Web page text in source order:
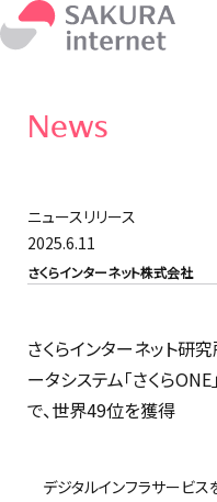
News
ニュースリリース
2025.6.11
さくらインターネット株式会社
さくらインターネット研
ータシステム「さくら
で、世界49位を獲得
デジタルインフラサービス